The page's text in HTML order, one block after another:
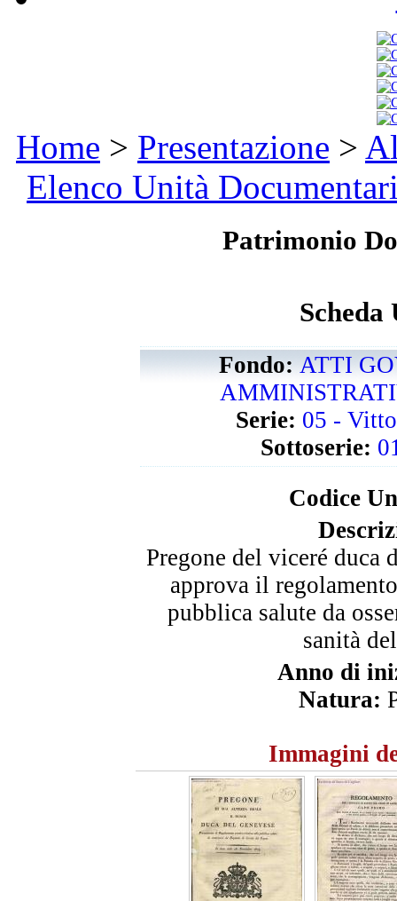
Home > Presentazione >
Elenco Unità
Patrimonio
Scheda
Fondo:ATTI
Serie: 05 -
Sottoserie:
Codice
Pregone del viceré duca
approva il
pubblica salute da
sanità
Anno di
Natura:
Immagini